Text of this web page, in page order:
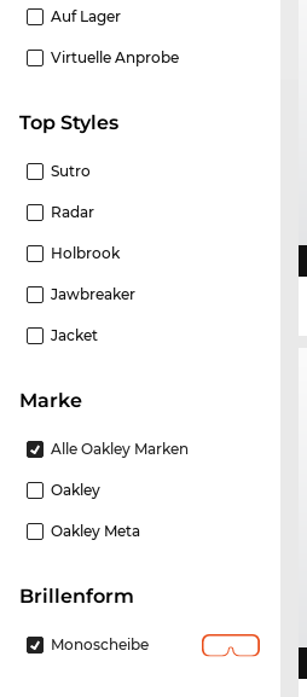
Auf Lager
Virtuelle Anprobe
Top Styles
Sutro
Radar
Holbrook
Jawbreaker
Jacket
Marke
Alle Oakley Marken
Oakley
Oakley Meta
Brillenform
Monoscheibe